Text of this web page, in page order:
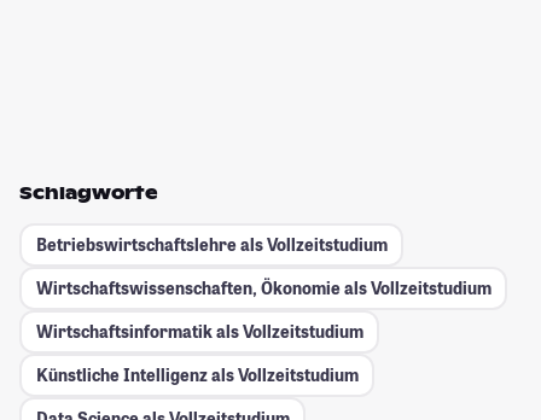
Schlagworte
Betriebswirtschaftslehre als Vollzeitstudium
Wirtschaftswissenschaften, Ökonomie als Vollzeitstudium
Wirtschaftsinformatik als Vollzeitstudium
Künstliche Intelligenz als Vollzeitstudium